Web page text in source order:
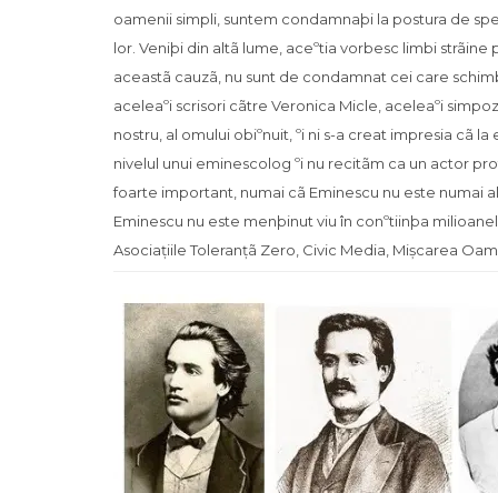
oamenii simpli, suntem condamnaþi la postura de
lor. Veniþi din altã lume, aceºtia vorbesc limbi
aceastã cauzã, nu sunt de condamnat cei care
aceleaºi scrisori cãtre Veronica Micle, aceleaºi
nostru, al omului obiºnuit, ºi ni s-a creat impresia cã
nivelul unui eminescolog ºi nu recitãm ca un actor
foarte important, numai cã Eminescu nu este numai
Eminescu nu este menþinut viu în conºtiinþa
Asociațiile Toleranțã Zero, Civic Media, Mișcarea